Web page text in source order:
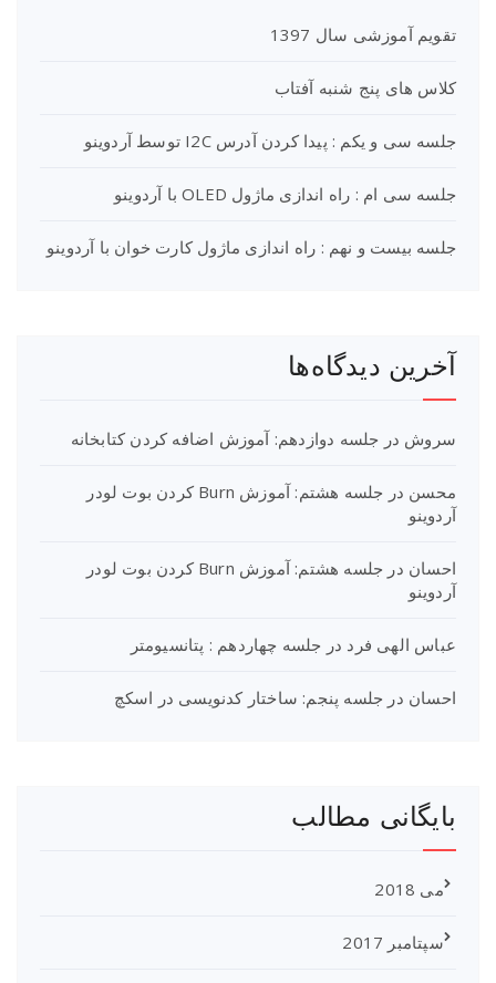
تقویم آموزشی سال 1397
کلاس های پنج شنبه آفتاب
جلسه سی و یکم : پیدا کردن آدرس I2C توسط آردوینو
جلسه سی ام : راه اندازی ماژول OLED با آردوینو
جلسه بیست و نهم : راه اندازی ماژول کارت خوان با آردوینو
آخرین دیدگاه‌ها
سروش در جلسه دوازدهم: آموزش اضافه کردن کتابخانه
محسن در
جلسه هشتم: آموزش Burn کردن بوت لودر
آردوینو
احسان در
جلسه هشتم: آموزش Burn کردن بوت لودر
آردوینو
عباس الهی فرد در جلسه چهاردهم : پتانسیومتر
احسان در جلسه پنجم: ساختار کدنویسی در اسکچ
بایگانی مطالب
می 2018
سپتامبر 2017